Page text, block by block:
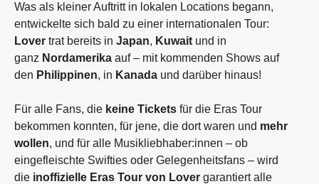
Was als kleiner Auftritt in lokalen Locations begann,
entwickelte sich bald zu einer internationalen Tour:
Lover trat bereits in Japan, Kuwait und in
ganz Nordamerika auf – mit kommenden Shows auf
den Philippinen, in Kanada und darüber hinaus!
Für alle Fans, die keine Tickets für die Eras Tour
bekommen konnten, für jene, die dort waren und mehr
wollen, und für alle Musikliebhaber:innen – ob
eingefleischte Swifties oder Gelegenheitsfans – wird
die inoffizielle Eras Tour von Lover garantiert alle